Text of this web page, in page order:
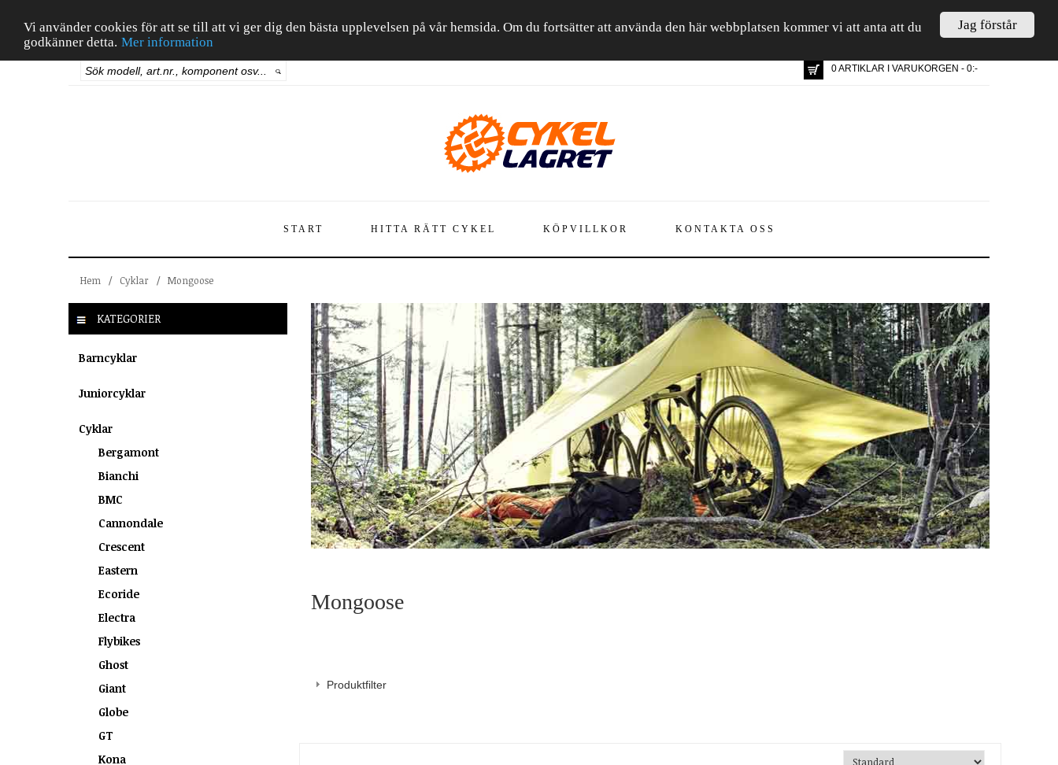
Jag förstår
Vi använder cookies för att se till att vi ger dig den bästa upplevelsen på vår hemsida. Om du fortsätter att använda den här webbplatsen kommer vi att anta att du
godkänner detta. Mer information
0 ARTIKLAR I VARUKORGEN - 0:-
START HITTA RÄTT CYKEL KÖPVILLKOR KONTAKTA OSS
Hem / Cyklar / Mongoose
KATEGORIER
Barncyklar
Juniorcyklar
Cyklar
Bergamont
Bianchi
BMC
Cannondale
Crescent
Eastern
Ecoride
Electra
Flybikes
Ghost
Giant
Globe
GT
Kona
Mongoose
Produktfilter